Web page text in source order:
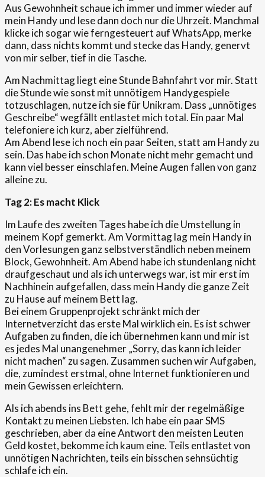
Aus Gewohnheit schaue ich immer und immer wieder auf
mein Handy und lese dann doch nur die Uhrzeit. Manchmal
klicke ich sogar wie ferngesteuert auf WhatsApp, merke
dann, dass nichts kommt und stecke das Handy, genervt
von mir selber, tief in die Tasche.
Am Nachmittag liegt eine Stunde Bahnfahrt vor mir. Statt
die Stunde wie sonst mit unnötigem Handygespiele
totzuschlagen, nutze ich sie für Unikram. Dass „unnötiges
Geschreibe“ wegfällt entlastet mich total. Ein paar Mal
telefoniere ich kurz, aber zielführend.
Am Abend lese ich noch ein paar Seiten, statt am Handy zu
sein. Das habe ich schon Monate nicht mehr gemacht und
kann viel besser einschlafen. Meine Augen fallen von ganz
alleine zu.
Tag 2:Es macht Klick
Im Laufe des zweiten Tages habe ich die Umstellung in
meinem Kopf gemerkt. Am Vormittag lag mein Handy in
den Vorlesungen ganz selbstverständlich neben meinem
Block, Gewohnheit. Am Abend habe ich stundenlang nicht
draufgeschaut und als ich unterwegs war, ist mir erst im
Nachhinein aufgefallen, dass mein Handy die ganze Zeit
zu Hause auf meinem Bett lag.
Bei einem Gruppenprojekt schränkt mich der
Internetverzicht das erste Mal wirklich ein. Es ist schwer
Aufgaben zu finden, die ich übernehmen kann und mir ist
es jedes Mal unangenehmer „Sorry, das kann ich leider
nicht machen“ zu sagen. Zusammen suchen wir Aufgaben,
die, zumindest erstmal, ohne Internet funktionieren und
mein Gewissen erleichtern.
Als ich abends ins Bett gehe, fehlt mir der regelmäßige
Kontakt zu meinen Liebsten. Ich habe ein paar SMS
geschrieben, aber da eine Antwort den meisten Leuten
Geld kostet, bekomme ich kaum eine. Teils entlastet von
unnötigen Nachrichten, teils ein bisschen sehnsüchtig
schlafe ich ein.